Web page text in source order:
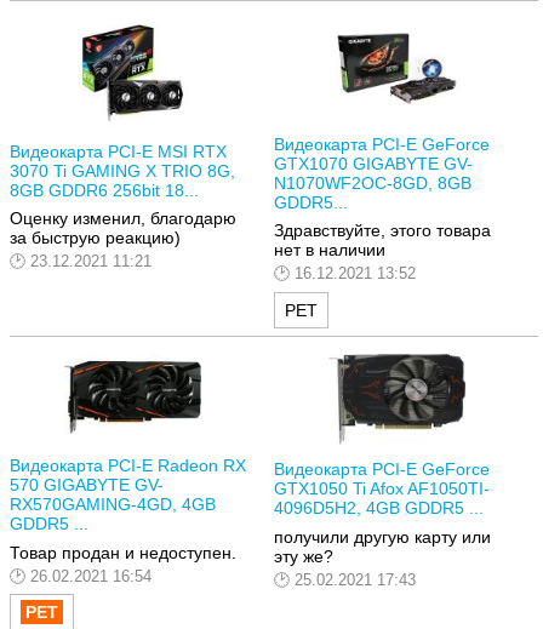
Видеокарта PCI-E MSI RTX
3070 Ti GAMING X TRIO 8G,
8GB GDDR6 256bit 18...
Оценку изменил, благодарю
за быструю реакцию)
23.12.2021 11:21
Видеокарта PCI-E GeForce
GTX1070 GIGABYTE GV-
N1070WF2OC-8GD, 8GB
GDDR5...
Здравствуйте, этого товара
нет в наличии
16.12.2021 13:52
РЕТ
Видеокарта PCI-E Radeon RX
570 GIGABYTE GV-
RX570GAMING-4GD, 4GB
GDDR5 ...
Товар продан и недоступен.
26.02.2021 16:54
Видеокарта PCI-E GeForce
GTX1050 Ti Afox AF1050TI-
4096D5H2, 4GB GDDR5 ...
получили другую карту или
эту же?
25.02.2021 17:43